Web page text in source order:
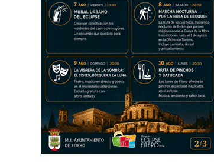
participativos el propio
251 vecinos del total de 624 que han
lugar ha quedado el proyecto